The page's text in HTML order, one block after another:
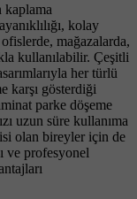
kaplama
kolay
mağazalarda,
kullanılabilir. Çeşitli
her türlü
karşı gösterdiği
parke döşeme
uzun süre kullanıma
olan bireyler için de
ve profesyonel